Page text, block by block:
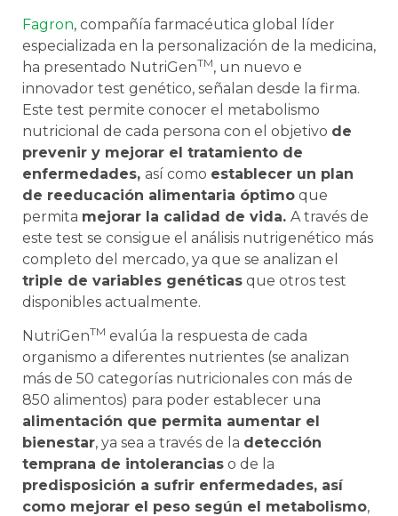
Fagron, compañía farmacéutica global líder
especializada en la personalización de la medicina,
ha presentado NutriGenTM, un nuevo e
innovador test genético, señalan desde la firma.
Este test permite conocer el metabolismo
nutricional de cada persona con el objetivo de
prevenir y mejorar el tratamiento de
enfermedades, así como establecer un plan
de reeducación alimentaria óptimo que
permita mejorar la calidad de vida. A través de
este test se consigue el análisis nutrigenético más
completo del mercado, ya que se analizan el
triple de variables genéticas que otros test
disponibles actualmente.
NutriGenTM evalúa la respuesta de cada
organismo a diferentes nutrientes (se analizan
más de 50 categorías nutricionales con más de
850 alimentos) para poder establecer una
alimentación que permita aumentar el
bienestar, ya sea a través de la detección
temprana de intolerancias o de la
predisposición a sufrir enfermedades, así
como mejorar el peso según el metabolismo,